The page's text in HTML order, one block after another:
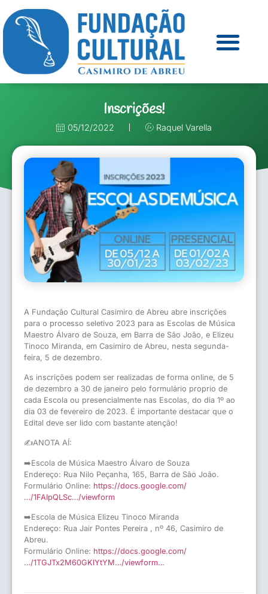
Inscrições!
05/12/2022 Raquel Varella
A Fundação Cultural Casimiro de Abreu abre inscrições
para o processo seletivo 2023 para as Escolas de Música
Maestro Álvaro de Souza, em Barra de São João, e Elizeu
Tinoco Miranda, em Casimiro de Abreu, nesta segunda-
feira, 5 de dezembro.
As inscrições podem ser realizadas de forma online, de 5
de dezembro a 30 de janeiro pelo formulário proprio de
cada Escola ou presencialmente nas Escolas, do dia 1º ao
dia 03 de fevereiro de 2023. É importante destacar que o
Edital deve ser lido com bastante atenção!
✍ANOTA AÍ:
➡️Escola de Música Maestro Álvaro de Souza
Endereço: Rua Nilo Peçanha, 165, Barra de São João.
Formulário Online: https://docs.google.com/
…/1FAIpQLSc…/viewform
➡️Escola de Música Elizeu Tinoco Miranda
Endereço: Rua Jair Pontes Pereira , nº 46, Casimiro de
Abreu.
Formulário Online: https://docs.google.com/
…/1TGJTx2M60GKlYtYM…/viewform…